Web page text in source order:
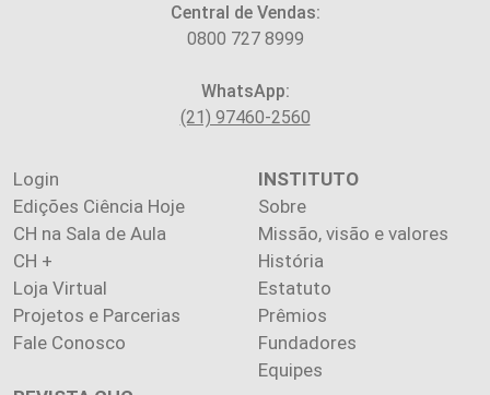
Central de Vendas:
0800 727 8999
WhatsApp:
(21) 97460-2560
Login
Edições Ciência Hoje
CH na Sala de Aula
CH +
Loja Virtual
Projetos e Parcerias
Fale Conosco
INSTITUTO
Sobre
Missão, visão e valores
História
Estatuto
Prêmios
Fundadores
Equipes